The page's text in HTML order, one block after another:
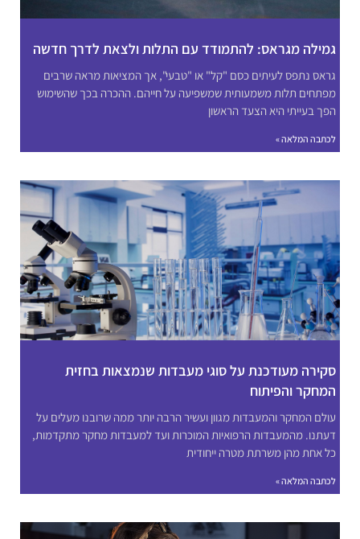
גמילה מגראס: להתמודד עם התלות ולצאת לדרך חדשה
גראס נתפס לעיתים כסם "קל" או "טבעי", אך המציאות מראה שרבים
מפתחים תלות משמעותית שמשפיעה על חייהם. ההכרה בכך שהשימוש
הפך בעייתי היא הצעד הראשון
לכתבה המלאה »
סקירה מעודכנת על סוגי מעבדות שנמצאות בחזית
המחקר והפיתוח
עולם המחקר והמעבדות מגוון ועשיר הרבה יותר ממה שרובנו מעלים על
דעתנו. מהמעבדות הרפואיות המוכרות ועד למעבדות מחקר מתקדמות,
כל אחת מהן משרתת מטרה ייחודית
לכתבה המלאה »